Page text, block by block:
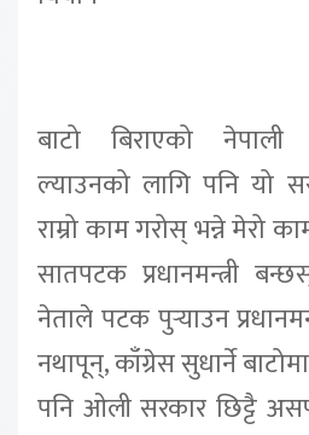
बाटो बिराएको नेपाली
ल्याउनको लागि पनि यो
राम्रो काम गरोस् भन्ने मेरो
सातपटक प्रधानमन्त्री
नेताले पटक पुर्‍याउन
नथापून्, काँग्रेस सुधार्ने
पनि ओली सरकार छिट्टै